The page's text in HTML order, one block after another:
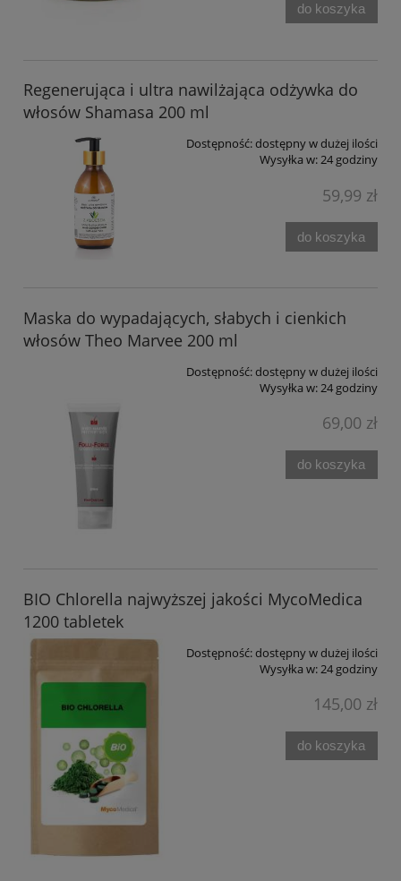
do koszyka
Regenerująca i ultra nawilżająca odżywka do
włosów Shamasa 200 ml
Dostępność:dostępny w dużej ilości
Wysyłka w:24 godziny
59,99 zł
do koszyka
Maska do wypadających, słabych i cienkich
włosów Theo Marvee 200 ml
Dostępność:dostępny w dużej ilości
Wysyłka w:24 godziny
69,00 zł
do koszyka
BIO Chlorella najwyższej jakości MycoMedica
1200 tabletek
Dostępność:dostępny w dużej ilości
Wysyłka w:24 godziny
145,00 zł
do koszyka